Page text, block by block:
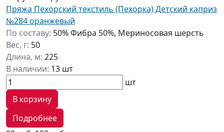
Пряжа Пехорский текстиль (Пехорка) Детский каприз
№284 оранжевый
По составу: 50% Фибра 50%, Мериносовая шерсть
Вес, г: 50
Длина, м: 225
В наличии: 13 шт
шт
В корзину
Подробнее